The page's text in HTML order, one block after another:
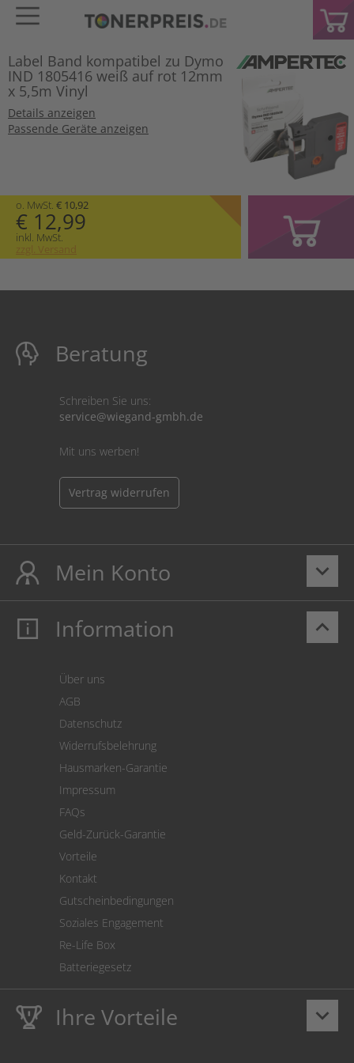
Label Band kompatibel zu Dymo
IND 1805416 weiß auf rot 12mm
x 5,5m Vinyl
Details anzeigen
Passende Geräte anzeigen
o. MwSt. € 10,92
€ 12,99
inkl. MwSt.
zzgl. Versand
Beratung
Schreiben Sie uns:
service@wiegand-gmbh.de
Mit uns werben!
Vertrag widerrufen
keyboard_arrow_down
Mein Konto
Mein Konto
Cookie Einstellungen
keyboard_arrow_up
Information
Über uns
AGB
Datenschutz
Widerrufsbelehrung
Hausmarken-Garantie
Impressum
FAQs
Geld-Zurück-Garantie
Vorteile
Kontakt
Gutscheinbedingungen
Soziales Engagement
Re-Life Box
Batteriegesetz
keyboard_arrow_down
Ihre Vorteile